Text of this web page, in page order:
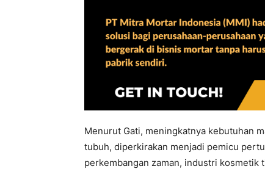
Menurut Gati, meningkatnya kebutuhan
tubuh, diperkirakan menjadi pemicu
perkembangan zaman, industri kosmetik